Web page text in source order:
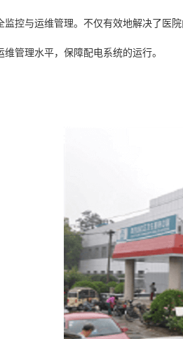
监控与运维管理。不仅有效地解决了医
管理水平，保障配电系统的运行。